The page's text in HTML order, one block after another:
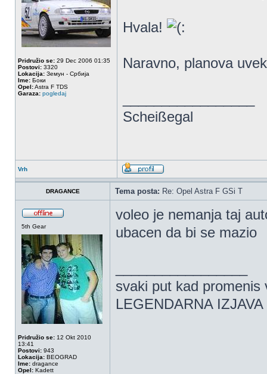
Pridružio se: 29 Dec 2006 01:35
Postovi: 3320
Lokacija: Земун - Србија
Ime: Боки
Opel:Astra F TDS
Garaza: pogledaj
Hvala!
Naravno, planova
Scheißegal
Vrh
DRAGANCE Tema posta: Re: Opel Astra F GSi T
5th Gear
Pridružio se: 12 Okt 2010
13:41
Postovi: 943
Lokacija: BEOGRAD
Ime: dragance
Opel: Kadett
voleo je nemanja taj
ubacen da bi se mazio
svaki put kad promenis
LEGENDARNA